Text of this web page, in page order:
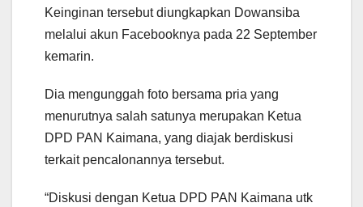
Keinginan tersebut diungkapkan Dowansiba
melalui akun Facebooknya pada 22 September
kemarin.
Dia mengunggah foto bersama pria yang
menurutnya salah satunya merupakan Ketua
DPD PAN Kaimana, yang diajak berdiskusi
terkait pencalonannya tersebut.
“Diskusi dengan Ketua DPD PAN Kaimana utk